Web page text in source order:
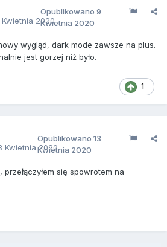
Kwietnia 2020
Opublikowano 9
Kwietnia 2020
wygląd, dark mode zawsze na plus.
jest gorzej niż było.
1
Kwietnia 2020
Opublikowano 13
Kwietnia 2020
się spowrotem na